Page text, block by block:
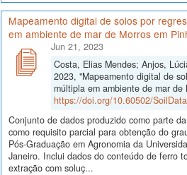
Mapeamento digital de solos por
em ambiente de mar de Morros em
Jun 21, 2023
Costa, Elias Mendes; Anjos,
2023, "Mapeamento digital de
múltipla em ambiente de mar de
https://doi.org/10.60502/
Conjunto de dados produzido como parte
como requisito parcial para obtenção do
Pós-Graduação em Agronomia da
Janeiro. Inclui dados do conteúdo de ferro
extração com soluç...